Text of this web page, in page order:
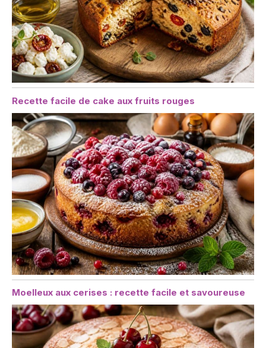
Recette facile de cake aux fruits rouges
Moelleux aux cerises : recette facile et savoureuse